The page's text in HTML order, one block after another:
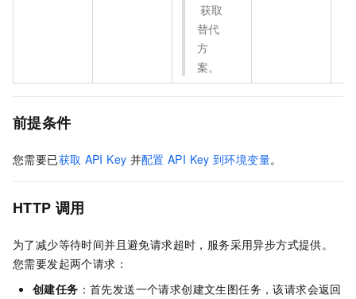
获取
替代
方
案。
前提条件
您需要已获取 API Key 并配置 API Key 到环境变量。
HTTP 调用
为了减少等待时间并且避免请求超时，服务采用异步方式提供。
您需要发起两个请求：
创建任务 ：首先发送一个请求创建文生图任务，该请求会返回